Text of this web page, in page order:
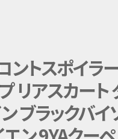
ントスポイラ
リアスカート
ブラックバイ